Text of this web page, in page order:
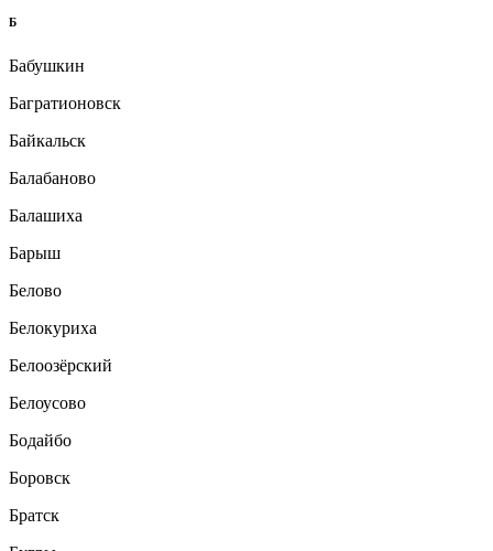
Б
Бабушкин
Багратионовск
Байкальск
Балабаново
Балашиха
Барыш
Белово
Белокуриха
Белоозёрский
Белоусово
Бодайбо
Боровск
Братск